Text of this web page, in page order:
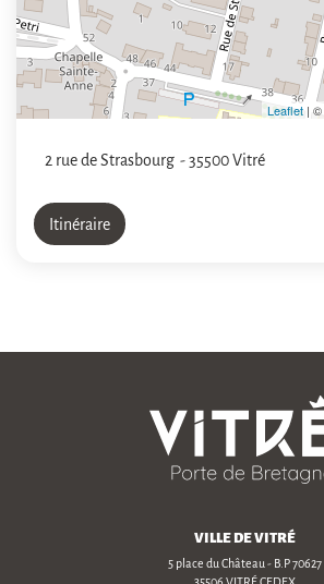
Leaflet | ©
2 rue de Strasbourg - 35500 Vitré
Itinéraire
VILLE DE VITRÉ
5 place du Château - B.P 70627